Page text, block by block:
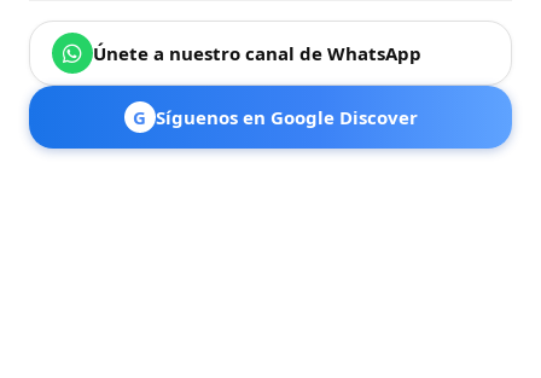
Únete a nuestro canal de WhatsApp
G Síguenos en Google Discover